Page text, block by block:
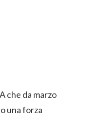
che da marzo
una forza